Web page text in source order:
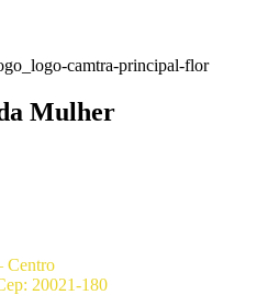
Mulher
Centro
20021-180